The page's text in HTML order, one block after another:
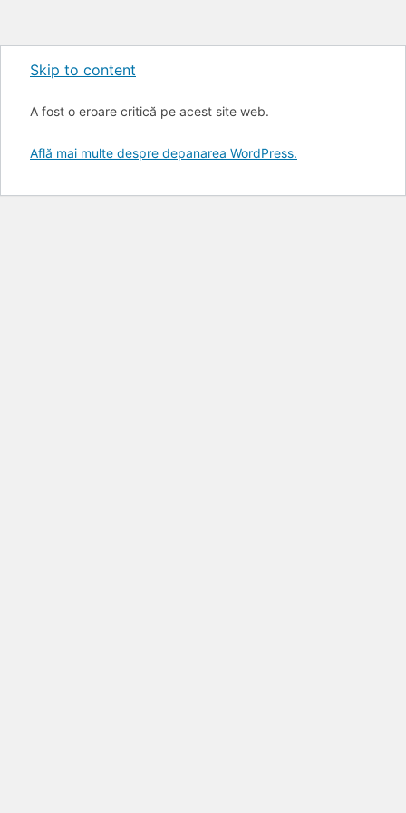
Skip to content
A fost o eroare critică pe acest site web.
Află mai multe despre depanarea WordPress.